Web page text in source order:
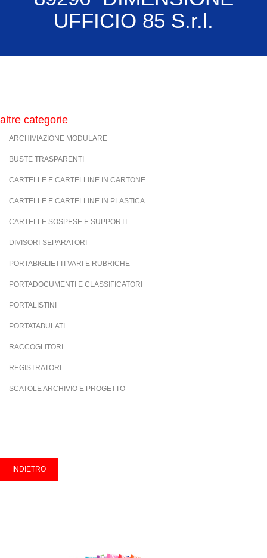
UFFICIO 85 S.r.l.
altre categorie
ARCHIVIAZIONE MODULARE
BUSTE TRASPARENTI
CARTELLE E CARTELLINE IN CARTONE
CARTELLE E CARTELLINE IN PLASTICA
CARTELLE SOSPESE E SUPPORTI
DIVISORI-SEPARATORI
PORTABIGLIETTI VARI E RUBRICHE
PORTADOCUMENTI E CLASSIFICATORI
PORTALISTINI
PORTATABULATI
RACCOGLITORI
REGISTRATORI
SCATOLE ARCHIVIO E PROGETTO